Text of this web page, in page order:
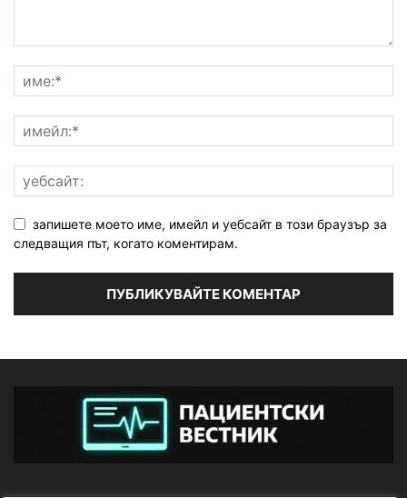
запишете моето име, имейл и уебсайт в този браузър за
следващия път, когато коментирам.